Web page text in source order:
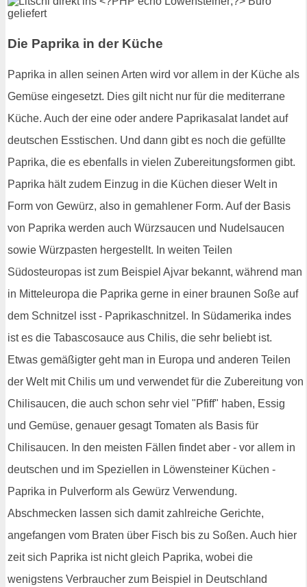
Die Paprika in der Küche
Paprika in allen seinen Arten wird vor allem in der Küche als
Gemüse eingesetzt. Dies gilt nicht nur für die mediterrane
Küche. Auch der eine oder andere Paprikasalat landet auf
deutschen Esstischen. Und dann gibt es noch die gefüllte
Paprika, die es ebenfalls in vielen Zubereitungsformen gibt.
Paprika hält zudem Einzug in die Küchen dieser Welt in
Form von Gewürz, also in gemahlener Form. Auf der Basis
von Paprika werden auch Würzsaucen und Nudelsaucen
sowie Würzpasten hergestellt. In weiten Teilen
Südosteuropas ist zum Beispiel Ajvar bekannt, während man
in Mitteleuropa die Paprika gerne in einer braunen Soße auf
dem Schnitzel isst - Paprikaschnitzel. In Südamerika indes
ist es die Tabascosauce aus Chilis, die sehr beliebt ist.
Etwas gemäßigter geht man in Europa und anderen Teilen
der Welt mit Chilis um und verwendet für die Zubereitung von
Chilisaucen, die auch schon sehr viel "Pfiff" haben, Essig
und Gemüse, genauer gesagt Tomaten als Basis für
Chilisaucen. In den meisten Fällen findet aber - vor allem in
deutschen und im Speziellen in Löwensteiner Küchen -
Paprika in Pulverform als Gewürz Verwendung.
Abschmecken lassen sich damit zahlreiche Gerichte,
angefangen vom Braten über Fisch bis zu Soßen. Auch hier
zeit sich Paprika ist nicht gleich Paprika, wobei die
wenigstens Verbraucher zum Beispiel in Deutschland